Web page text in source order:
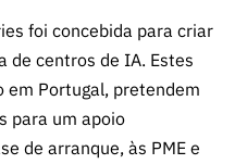
foi concebida para criar
de centros de IA. Estes
em Portugal, pretendem
para um apoio
de arranque, às PME e